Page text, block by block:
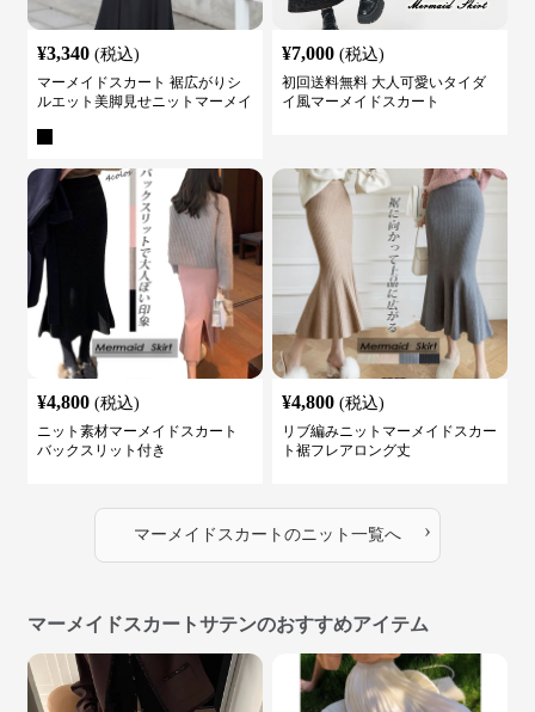
¥3,340 (税込)
マーメイドスカート 裾広がりシ
ルエット美脚見せニットマーメイ
¥7,000 (税込)
初回送料無料 大人可愛いタイダ
イ風マーメイドスカート
¥4,800 (税込)
ニット素材マーメイドスカート
バックスリット付き
¥4,800 (税込)
リブ編みニットマーメイドスカー
ト裾フレアロング丈
マーメイドスカート のニット 一覧へ ›
マーメイドスカートサテンのおすすめアイテム